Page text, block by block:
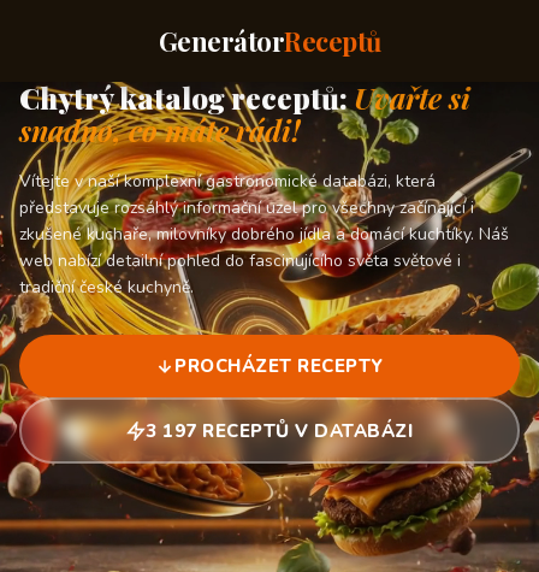
GenerátorReceptů
Chytrý katalog receptů:Uvařte si
snadno, co máte rádi!
Vítejte v naší komplexní gastronomické databázi, která
představuje rozsáhlý informační uzel pro všechny začínající i
zkušené kuchaře, milovníky dobrého jídla a domácí kuchtíky. Náš
web nabízí detailní pohled do fascinujícího světa světové i
tradiční české kuchyně.
PROCHÁZET RECEPTY
3 197 RECEPTŮ V DATABÁZI